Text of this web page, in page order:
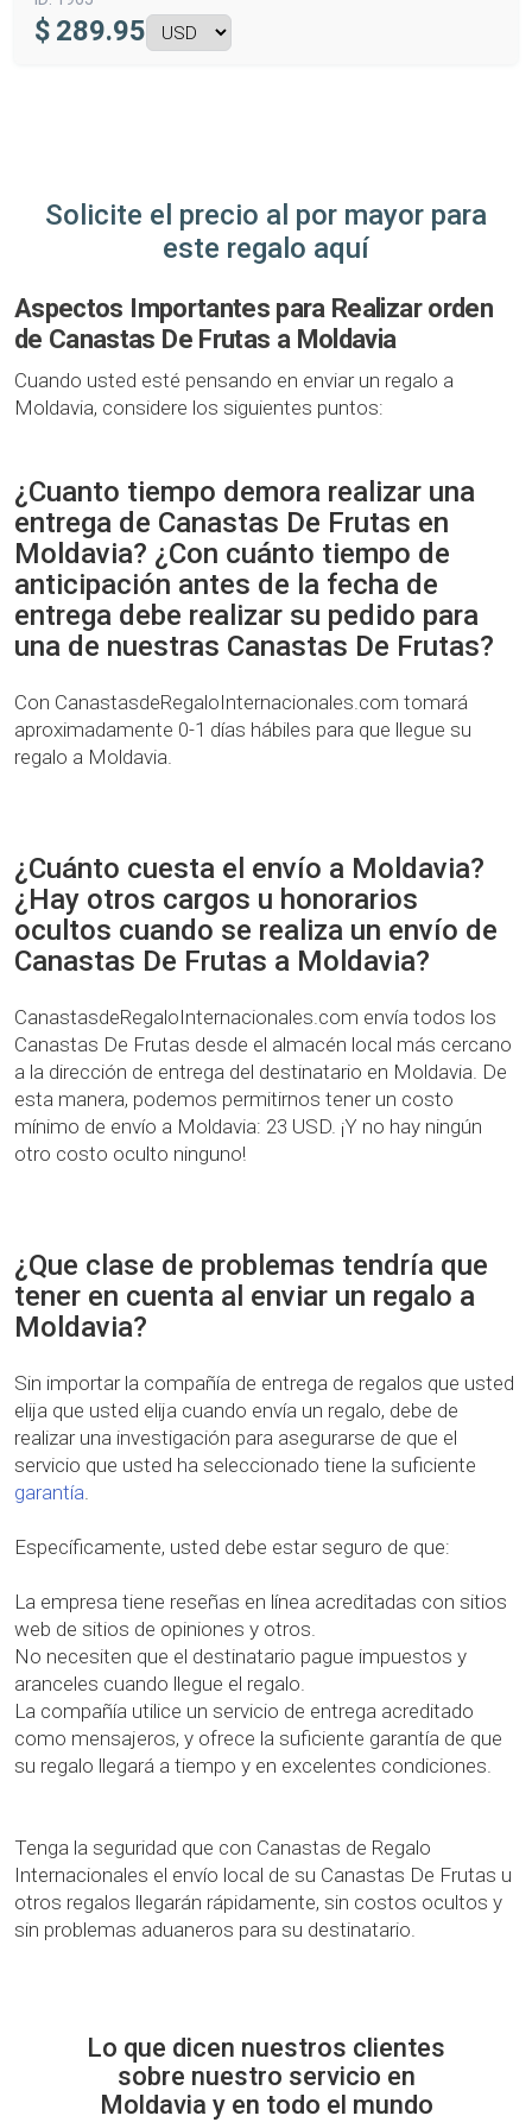
$ 289.95
Solicite el precio al por mayor para
este regalo aquí
Aspectos Importantes para Realizar orden
de Canastas De Frutas a Moldavia
Cuando usted esté pensando en enviar un regalo a
Moldavia, considere los siguientes puntos:
¿Cuanto tiempo demora realizar una
entrega de Canastas De Frutas en
Moldavia? ¿Con cuánto tiempo de
anticipación antes de la fecha de
entrega debe realizar su pedido para
una de nuestras Canastas De Frutas?
Con CanastasdeRegaloInternacionales.com tomará
aproximadamente 0-1 días hábiles para que llegue su
regalo a Moldavia.
¿Cuánto cuesta el envío a Moldavia?
¿Hay otros cargos u honorarios
ocultos cuando se realiza un envío de
Canastas De Frutas a Moldavia?
CanastasdeRegaloInternacionales.com envía todos los
Canastas De Frutas desde el almacén local más cercano
a la dirección de entrega del destinatario en Moldavia. De
esta manera, podemos permitirnos tener un costo
mínimo de envío a Moldavia: 23 USD. ¡Y no hay ningún
otro costo oculto ninguno!
¿Que clase de problemas tendría que
tener en cuenta al enviar un regalo a
Moldavia?
Sin importar la compañía de entrega de regalos que usted
elija que usted elija cuando envía un regalo, debe de
realizar una investigación para asegurarse de que el
servicio que usted ha seleccionado tiene la suficiente
garantía.
Específicamente, usted debe estar seguro de que:
La empresa tiene reseñas en línea acreditadas con sitios
web de sitios de opiniones y otros.
No necesiten que el destinatario pague impuestos y
aranceles cuando llegue el regalo.
La compañía utilice un servicio de entrega acreditado
como mensajeros, y ofrece la suficiente garantía de que
su regalo llegará a tiempo y en excelentes condiciones.
Tenga la seguridad que con Canastas de Regalo
Internacionales el envío local de su Canastas De Frutas u
otros regalos llegarán rápidamente, sin costos ocultos y
sin problemas aduaneros para su destinatario.
Lo que dicen nuestros clientes
sobre nuestro servicio en
Moldavia y en todo el mundo